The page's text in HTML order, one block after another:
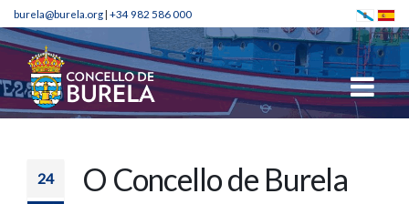
burela@burela.org| +34 982 586 000
24
O Concello de Burela